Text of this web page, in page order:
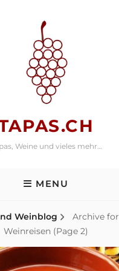
Weine und vieles mehr…
MENU
Weinblog Archive for
Weinreisen (Page 2)